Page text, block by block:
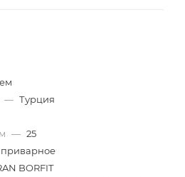
— Турция
— 25
приварное
BORFIT